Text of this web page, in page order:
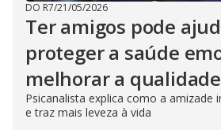
DO R7/21/05/2026
Ter amigos pode
proteger a saúde
melhorar a
Psicanalista explica como a amizade
e traz mais leveza à vida